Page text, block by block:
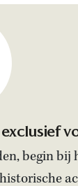
begin bij